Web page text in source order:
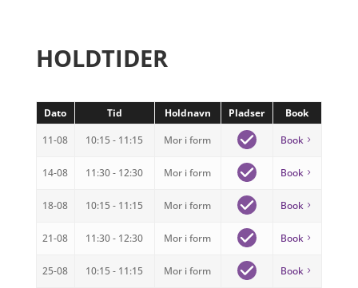
HOLDTIDER
Dato Tid Holdnavn Pladser
Book
11-08
10:15 - 11:15 Mor i form Book
14-08 11:30 - 12:30 Mor i form Book
18-08 10:15 - 11:15 Mor i form Book
21-08 11:30 - 12:30 Mor i form Book
25-08 10:15 - 11:15 Mor i form Book